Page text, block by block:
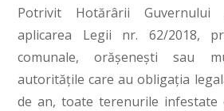
Potrivit Hotărârii
aplicarea Legii nr. 62/2018,
comunale, orășenești sau
autoritățile care au obligația
de an, toate terenurile infestate